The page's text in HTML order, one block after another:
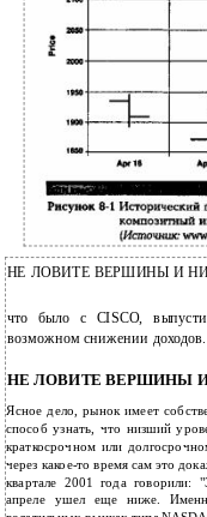
НЕ ЛОВИТЕ ВЕРШИНЫ И
что было с CISCO,
возможном снижении доходов.
НЕ ЛОВИТЕ ВЕРШИНЫ
Ясное дело, рынок имеет
способ узнать, что низший
краткосрочном или
через какое-то время сам это
квартале 2001 года
апреле ушел еще ниже.